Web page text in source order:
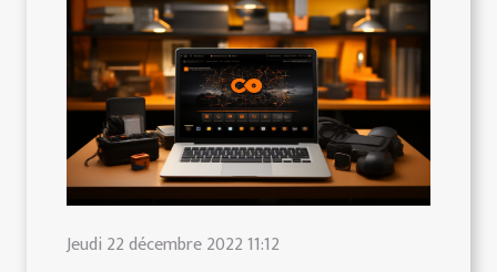
Jeudi 22 décembre 2022 11:12